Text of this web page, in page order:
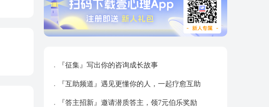
『征集』写出你的咨询成长故事
『互助频道』遇见更懂你的人，一起疗愈互助
『答主招新』邀请潜质答主，领7元伯乐奖励